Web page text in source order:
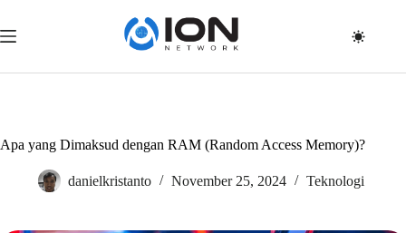
content
Apa yang Dimaksud dengan RAM (Random Access Memory)?
danielkristanto November 25, 2024 Teknologi